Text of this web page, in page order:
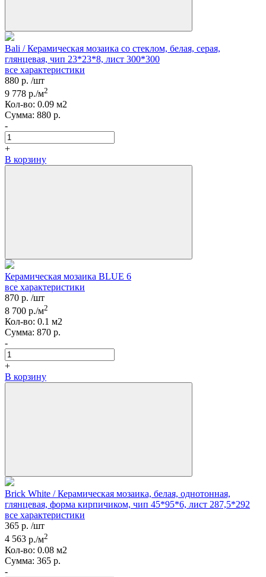
Bali / Керамическая мозаика со стеклом, белая, серая,
глянцевая, чип 23*23*8, лист 300*300
все характеристики
880 р. /шт
9 778 р./м2
Кол-вo: 0.09 м2
Сумма: 880 р.
-
+
В корзину
Керамическая мозаика BLUE 6
все характеристики
870 р. /шт
8 700 р./м2
Кол-вo: 0.1 м2
Сумма: 870 р.
-
+
В корзину
Brick White / Керамическая мозаика, белая, однотонная,
глянцевая, форма кирпичиком, чип 45*95*6, лист 287,5*292
все характеристики
365 р. /шт
4 563 р./м2
Кол-вo: 0.08 м2
Сумма: 365 р.
-